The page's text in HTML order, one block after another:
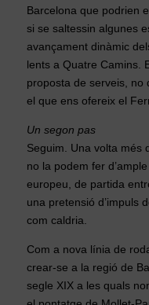
Barcelona que podrien
si se saltessin algunes
avançament dinàmic
lents a Quatre Camins.
proposta de serveis, no
el que ens ofereix el
Un segon pas
Seguim. Una volta més
no la podem fer
europeu, de partida
una pretensió d’impuls
com caldria.
Com a nova línia de
crear-se a la regió de
segle XIX a les quals